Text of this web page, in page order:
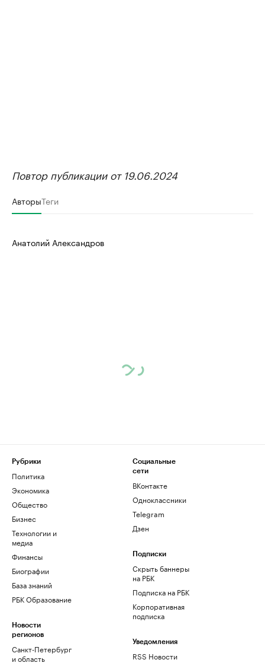
Повтор публикации от 19.06.2024
АвторыТеги
Анатолий Александров
Рубрики
Политика
Экономика
Общество
Бизнес
Технологии и
медиа
Финансы
Биографии
База знаний
РБК Образование
Новости
регионов
Санкт-Петербург
и область
Социальные
сети
ВКонтакте
Одноклассники
Telegram
Дзен
Подписки
Скрыть баннеры
на РБК
Подписка на РБК
Корпоративная
подписка
Уведомления
RSS Новости